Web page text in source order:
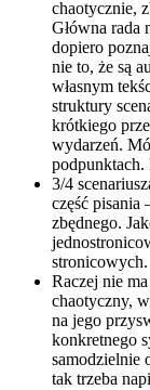
chaotycznie,
Główna rada
dopiero
nie to, że są
własnym
struktury
krótkiego
wydarzeń.
3/4
część pisania
zbędnego.
stronicowych.
Raczej nie
chaotyczny,
na jego
konkretnego
samodzielnie
tak trzeba